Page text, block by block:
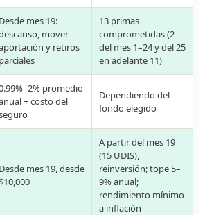
Desde mes 19:
mover
y retiros
parciales
13 primas
comprometidas (2
del mes 1–24 y del 25
en adelante 11)
promedio
+ costo del
Dependiendo del
fondo elegido
Desde mes 19, desde
$10,000
A partir del mes 19
(15 UDIS),
reinversión; tope 5–
9% anual;
rendimiento mínimo
a inflación